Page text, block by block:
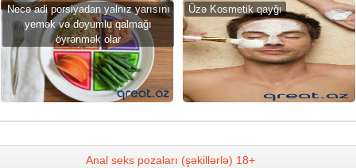
Necə adi porsiyadan yalnız yarısını
yemək və doyumlu qalmağı
öyrənmək olar
Üzə Kosmetik qayğı
Anal seks pozaları (şəkillərlə) 18+